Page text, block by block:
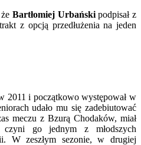
w
Bartłomiej Urbańskipodpisał z
z opcją przedłużenia na jeden
2011 i początkowo występował w
udało mu się zadebiutować
meczu z Bzurą Chodaków, miał
go jednym z młodszych
W zeszłym sezonie, w drugiej